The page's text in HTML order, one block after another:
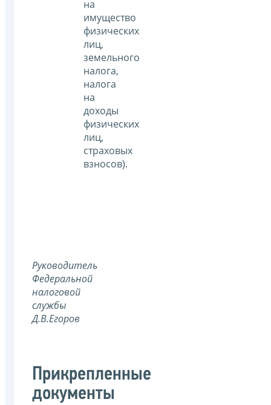
на
имущество
физических
лиц,
земельного
налога,
налога
на
доходы
физических
лиц,
страховых
взносов).
Руководитель
Федеральной
налоговой
службы
Д.В.Егоров
Прикрепленные
документы